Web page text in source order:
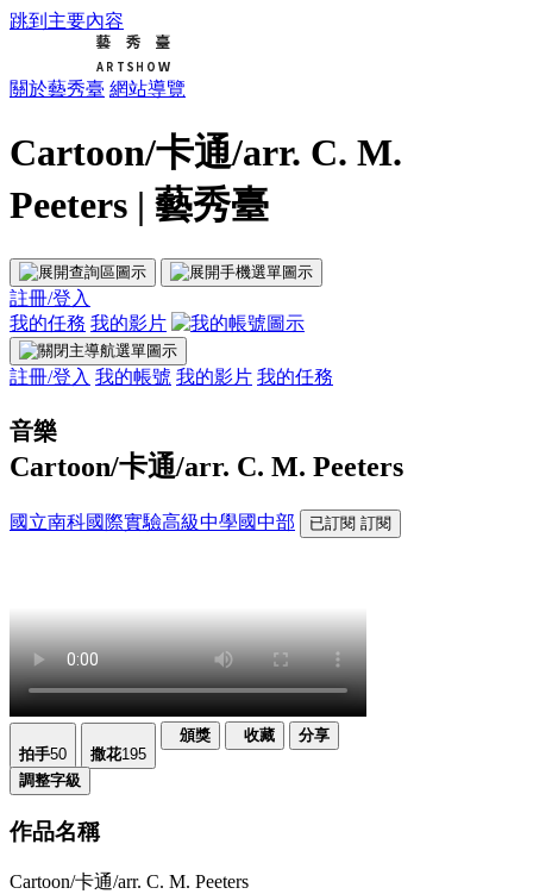
跳到主要內容
關於藝秀臺 網站導覽
Cartoon/卡通/arr. C. M.
Peeters | 藝秀臺
註冊/登入
我的任務 我的影片
註冊/登入 我的帳號 我的影片 我的任務
音樂
Cartoon/卡通/arr. C. M. Peeters
國立南科國際實驗高級中學國中部 已訂閱 訂閱
拍手50 撒花195
頒獎 收藏 分享
調整字級
作品名稱
Cartoon/卡通/arr. C. M. Peeters